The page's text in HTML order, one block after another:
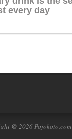
@ 2026 Pojokoto.com